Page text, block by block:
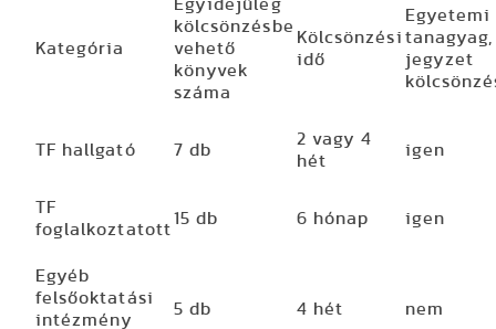
Kategória
Egyidejűleg
kölcsönzésbe
vehető
könyvek
száma
Kölcsönzési
idő
Egyetemi
tanagyag,
jegyzet
TF hallgató 7 db
2 vagy 4
hét
igen
TF
foglalkoztatott
15 db 6 hónap igen
Egyéb
felsőoktatási
intézmény
5 db 4 hét nem